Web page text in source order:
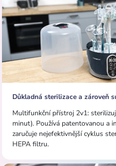
Důkladná sterilizace a zároveň
Multifunkční přístroj 2v1:
minut). Používá patentovanou a
zaručuje nejefektivnější cyklus
HEPA filtru.